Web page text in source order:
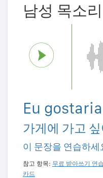
남성 목소리
Eu
가게에 가고
이 문장을 연습하세
참고 항목: 무료 받아쓰기 연습
카드